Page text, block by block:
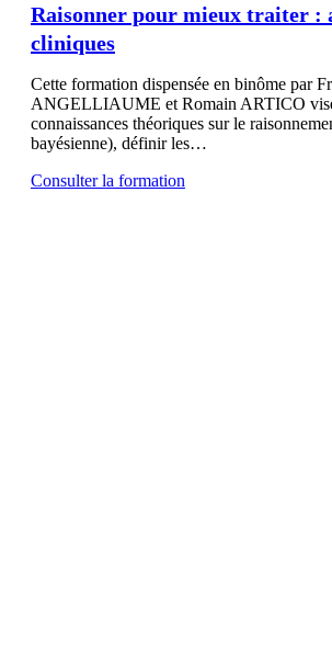
Raisonner pour mieux traiter :
cliniques
Cette formation dispensée en binôme par
ANGELLIAUME et Romain ARTICO
connaissances théoriques sur le
bayésienne), définir les…
Consulter la formation